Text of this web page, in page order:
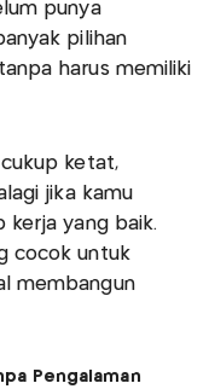
punya
pilihan
harus memiliki
ketat,
jika kamu
kerja yang baik.
cocok untuk
membangun
Pengalaman